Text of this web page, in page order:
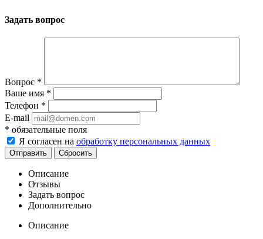
Задать вопрос
Вопрос *
Ваше имя *
Телефон *
E-mail
* обязательные поля
Я согласен на обработку персональных данных
Сбросить
Описание
Отзывы
Задать вопрос
Дополнительно
Описание